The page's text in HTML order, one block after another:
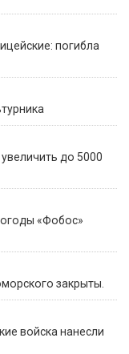
погибла
до 5000
«Фобос»
закрыты.
войска нанесли